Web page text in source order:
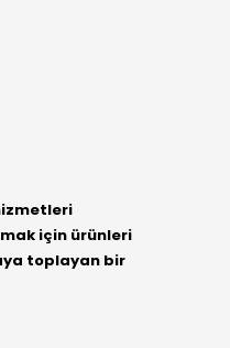
için ürünleri
toplayan bir